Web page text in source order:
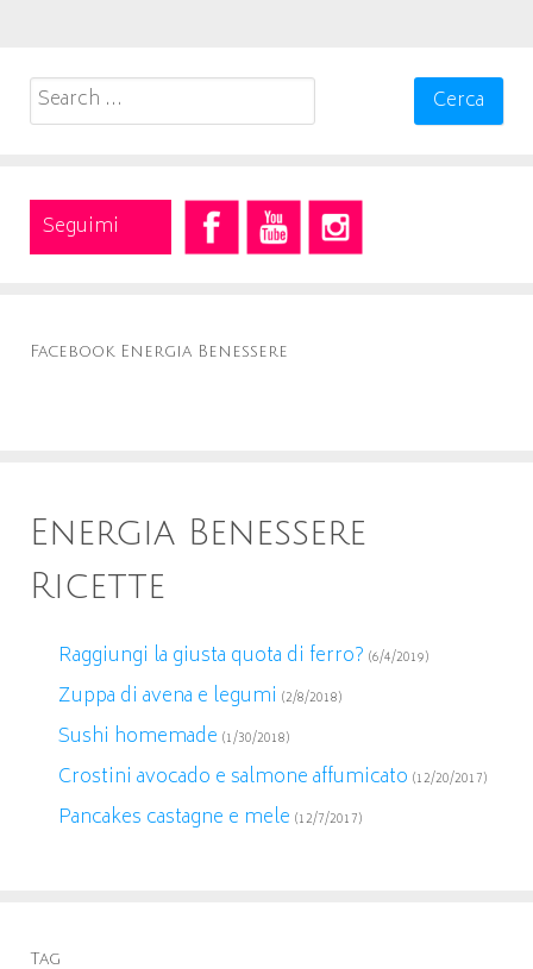
Search
for:
Seguimi
Facebook Energia Benessere
Energia Benessere
Ricette
Raggiungi la giusta quota di ferro? (6/4/2019)
Zuppa di avena e legumi (2/8/2018)
Sushi homemade (1/30/2018)
Crostini avocado e salmone affumicato (12/20/2017)
Pancakes castagne e mele (12/7/2017)
Tag